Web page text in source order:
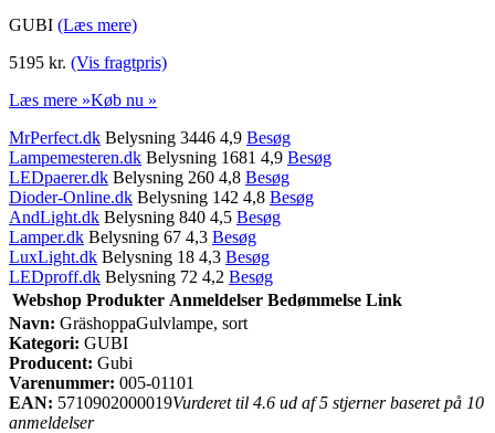
GUBI (Læs mere)
5195 kr. (Vis fragtpris)
Læs mere »Køb nu »
MrPerfect.dk Belysning 3446 4,9 Besøg
Lampemesteren.dk Belysning 1681 4,9 Besøg
LEDpaerer.dk Belysning 260 4,8 Besøg
Dioder-Online.dk Belysning 142 4,8 Besøg
AndLight.dk Belysning 840 4,5 Besøg
Lamper.dk Belysning 67 4,3 Besøg
LuxLight.dk Belysning 18 4,3 Besøg
LEDproff.dk Belysning 72 4,2 Besøg
Webshop Produkter Anmeldelser Bedømmelse Link
Navn: GräshoppaGulvlampe, sort
Kategori: GUBI
Producent: Gubi
Varenummer: 005-01101
EAN: 5710902000019Vurderet til 4.6 ud af 5 stjerner baseret på 10
anmeldelser